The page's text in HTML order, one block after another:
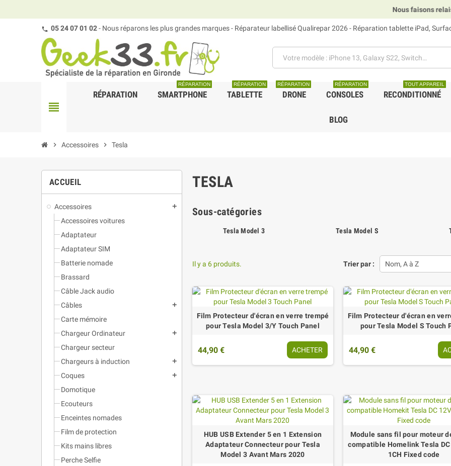
Nous faisons relais DHL, GLS et
05 24 07 01 02- Nous réparons les plus grandes marques - Réparateur labellisé Qualirepar 2026 - Réparation tablette iPad,
view_headline
RÉPARATION SMARTPHONE
RÉPARATION
TABLETTE
RÉPARATION
DRONE
RÉPARATION
CONSOLES
RÉPARATION
RECONDITIONNÉ
TOUT APPAREIL
BLOG
chevron_right Accessoires chevron_right Tesla
ACCUEIL
Accessoires add
Accessoires voitures
Adaptateur
Adaptateur SIM
Batterie nomade
Brassard
Câble Jack audio
Câbles
add
Carte mémoire
Chargeur Ordinateur
add
Chargeur secteur
Chargeurs à induction
add
Coques add
Domotique
Ecouteurs
Enceintes nomades
Film de protection
Kits mains libres
Perche Selfie
TESLA
Sous-catégories
Tesla Model 3 Tesla Model S
Trier par : Nom, A à Z
Il y a 6 produits.
Film Protecteur d'écran en verre trempé
pour Tesla Model 3/Y Touch Panel
44,90 € ACHETER
Film Protecteur d'écran en
pour Tesla Model S Touch
44,90 €
HUB USB Extender 5 en 1 Extension
Adaptateur Connecteur pour Tesla
Model 3 Avant Mars 2020
Module sans fil pour moteur
compatible Homelink Tesla
1CH Fixed code